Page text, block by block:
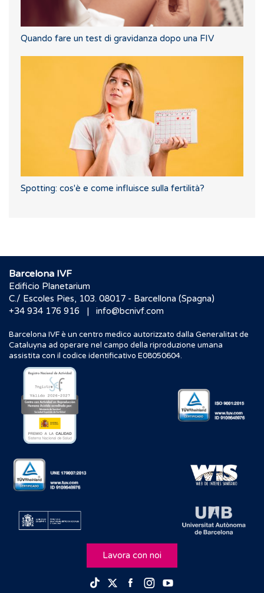
Quando fare un test di gravidanza dopo una FIV
Spotting: cos'è e come influisce sulla fertilità?
Barcelona IVF
Edificio Planetarium
C./ Escoles Pies, 103. 08017 - Barcellona (Spagna)
+34 934 176 916
| info@bcnivf.com
Barcelona IVF è un centro medico autorizzato dalla Generalitat de
Cataluyna ad operare nel campo della riproduzione umana
assistita con il codice identificativo E08050604.
Lavora con noi
TikTokTwitterFacebook
Instagram